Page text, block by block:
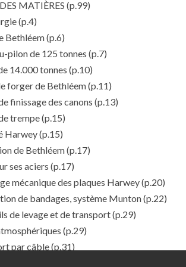
MATIÈRES (p.99)
(p.4)
Bethléem(p.6)
pilon de 125 tonnes (p.7)
14.000 tonnes (p.10)
forger de Bethléem(p.11)
finissage des canons (p.13)
trempe(p.15)
Harwey(p.15)
de Bethléem(p.17)
ses aciers (p.17)
mécanique des plaques Harwey(p.20)
de bandages, système Munton(p.22)
de levage et de transport(p.29)
(p.29)
par câble(p.31)